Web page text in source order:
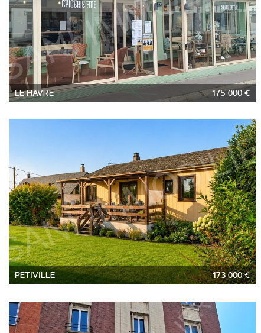
LE HAVRE 175 000 €
PETIVILLE 173 000 €
6